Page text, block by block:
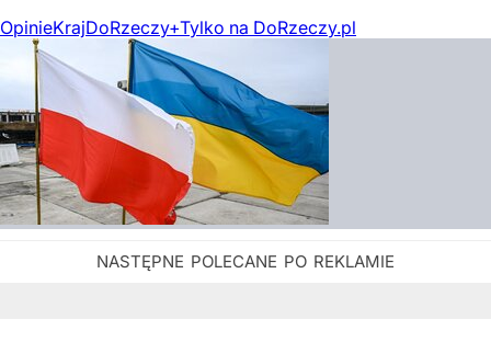
OpinieKrajDoRzeczy+Tylko na DoRzeczy.pl